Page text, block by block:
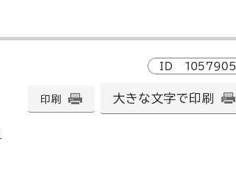
ID 1057905
印刷 大きな文字で印刷